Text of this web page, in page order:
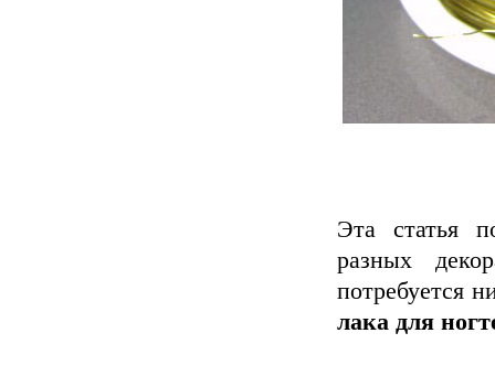
Эта статья
разных
потребуется
лака для